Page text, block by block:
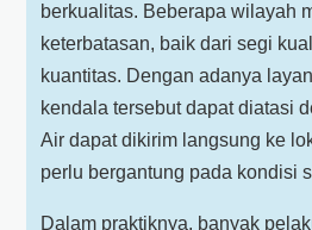
berkualitas. Beberapa wilayah
keterbatasan, baik dari segi
kuantitas. Dengan adanya
kendala tersebut dapat diatasi
Air dapat dikirim langsung ke
perlu bergantung pada kondisi
Dalam praktiknya, banyak